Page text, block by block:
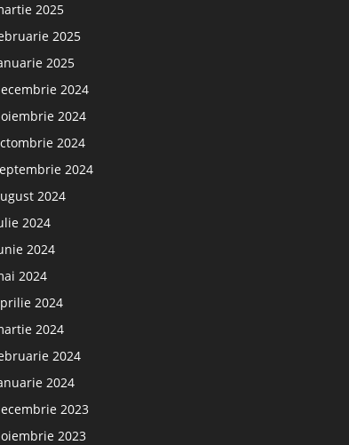
2025
2025
2025
2024
2024
2024
2024
2024
2024
2024
2024
2024
2024
2024
2024
2023
2023